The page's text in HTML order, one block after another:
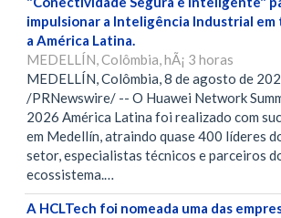
impulsionar a Inteligência Industrial em
a América Latina.
MEDELLÍN, Colômbia, hÃ¡ 3 horas
MEDELLÍN, Colômbia, 8 de agosto de
/PRNewswire/ -- O Huawei Network
2026 América Latina foi realizado com
em Medellín, atraindo quase 400 líderes
setor, especialistas técnicos e parceiros
ecossistema.…
A HCLTech foi nomeada uma das